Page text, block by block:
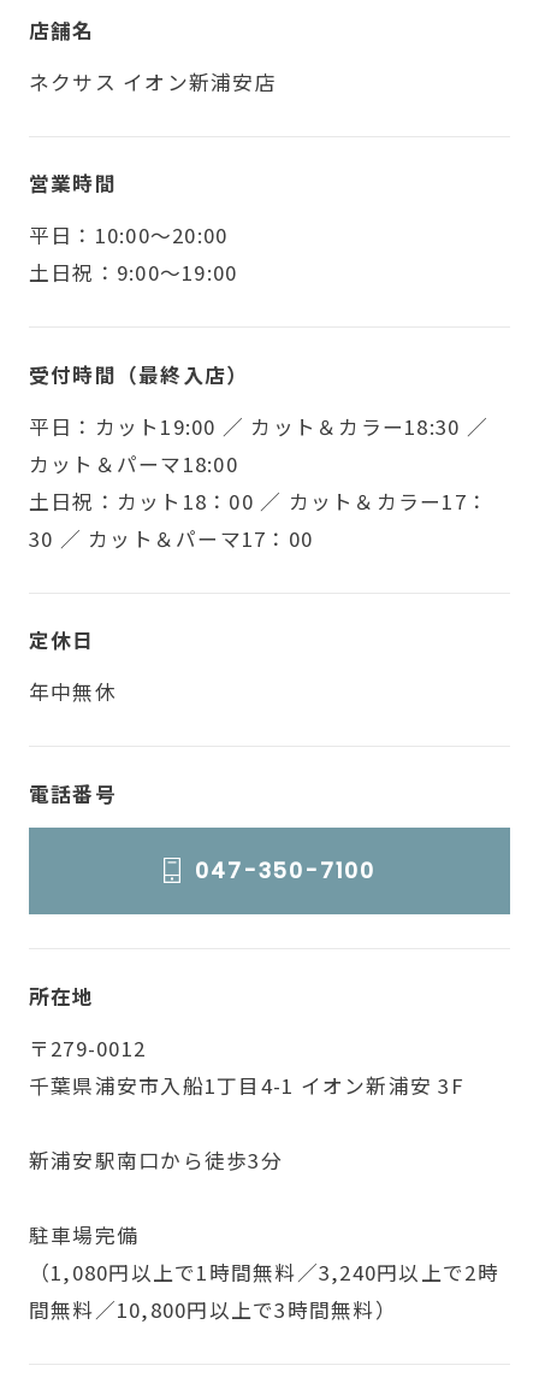
店舗名
ネクサス イオン新浦安店
営業時間
平日：10:00～20:00
土日祝：9:00～19:00
受付時間（最終入店）
平日：カット19:00 ／ カット＆カラー18:30 ／
カット＆パーマ18:00
土日祝：カット18：00 ／ カット＆カラー17：
30 ／ カット＆パーマ17：00
定休日
年中無休
電話番号
047-350-7100
所在地
〒279-0012
千葉県浦安市入船1丁目4-1 イオン新浦安 3F
新浦安駅南口から徒歩3分
駐車場完備
（1,080円以上で1時間無料／3,240円以上で2時
間無料／10,800円以上で3時間無料）